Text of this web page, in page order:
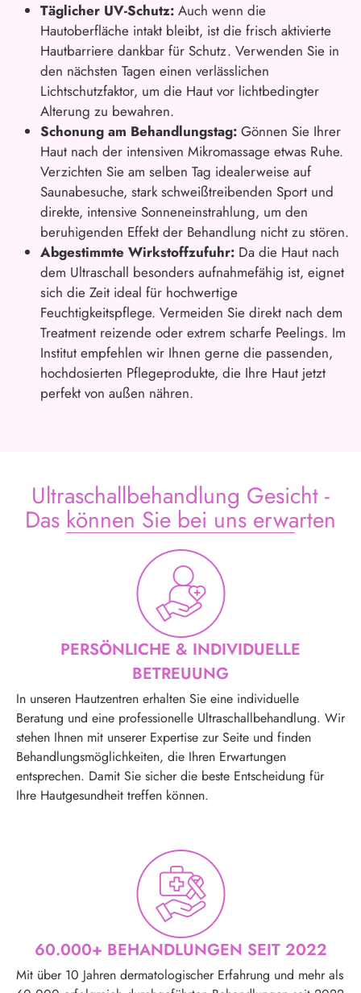
Täglicher UV-Schutz: Auch wenn die
Hautoberfläche intakt bleibt, ist die frisch aktivierte
Hautbarriere dankbar für Schutz. Verwenden Sie in
den nächsten Tagen einen verlässlichen
Lichtschutzfaktor, um die Haut vor lichtbedingter
Alterung zu bewahren.
Schonung am Behandlungstag: Gönnen Sie Ihrer
Haut nach der intensiven Mikromassage etwas Ruhe.
Verzichten Sie am selben Tag idealerweise auf
Saunabesuche, stark schweißtreibenden Sport und
direkte, intensive Sonneneinstrahlung, um den
beruhigenden Effekt der Behandlung nicht zu stören.
Abgestimmte Wirkstoffzufuhr: Da die Haut nach
dem Ultraschall besonders aufnahmefähig ist, eignet
sich die Zeit ideal für hochwertige
Feuchtigkeitspflege. Vermeiden Sie direkt nach dem
Treatment reizende oder extrem scharfe Peelings. Im
Institut empfehlen wir Ihnen gerne die passenden,
hochdosierten Pflegeprodukte, die Ihre Haut jetzt
perfekt von außen nähren.
Ultraschallbehandlung Gesicht -
Das können Sie bei uns erwarten
PERSÖNLICHE & INDIVIDUELLE
BETREUUNG
In unseren Hautzentren erhalten Sie eine individuelle
Beratung und eine professionelle Ultraschallbehandlung. Wir
stehen Ihnen mit unserer Expertise zur Seite und finden
Behandlungsmöglichkeiten, die Ihren Erwartungen
entsprechen. Damit Sie sicher die beste Entscheidung für
Ihre Hautgesundheit treffen können.
60.000+ BEHANDLUNGEN SEIT 2022
Mit über 10 Jahren dermatologischer Erfahrung und mehr als